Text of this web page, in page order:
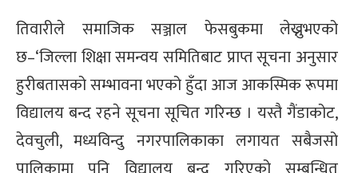
तिवारीले समाजिक सञ्जाल फेसबुकमा लेख्नुभएको
छ–‘जिल्ला शिक्षा समन्वय समितिबाट प्राप्त सूचना अनुसार
हुरीबतासको सम्भावना भएको हुँदा आज आकस्मिक रूपमा
विद्यालय बन्द रहने सूचना सूचित गरिन्छ । यस्तै गैंडाकोट,
देवचुली, मध्यविन्दु नगरपालिकाका लगायत सबैजसो